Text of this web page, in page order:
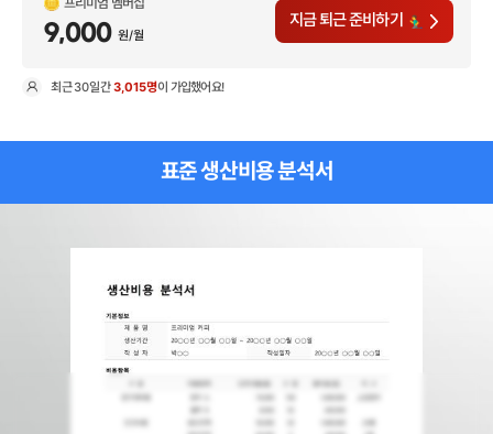
9,000 원/월
지금 퇴근 준비하기
최근30일간3,015명이 가입했어요!
표준 생산비용 분석서